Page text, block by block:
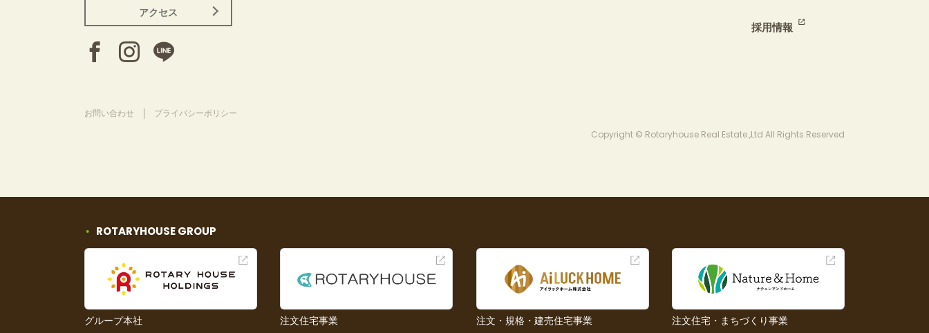
採用情報
アクセス
お問い合わせ プライバシーポリシー
Copyright © Rotaryhouse Real Estate.,Ltd All Rights Reserved
ROTARYHOUSE GROUP
グループ本社 注文住宅事業 注文・規格・建売住宅事業 注文住宅・まちづくり事業